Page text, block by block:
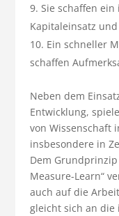
Sie schaffen
Kapitaleinsatz
Ein schneller
schaffen
Neben dem
Entwicklung,
von Wissenschaft
insbesondere in
Dem
Measure-Learn“
auch auf die
gleicht sich an die